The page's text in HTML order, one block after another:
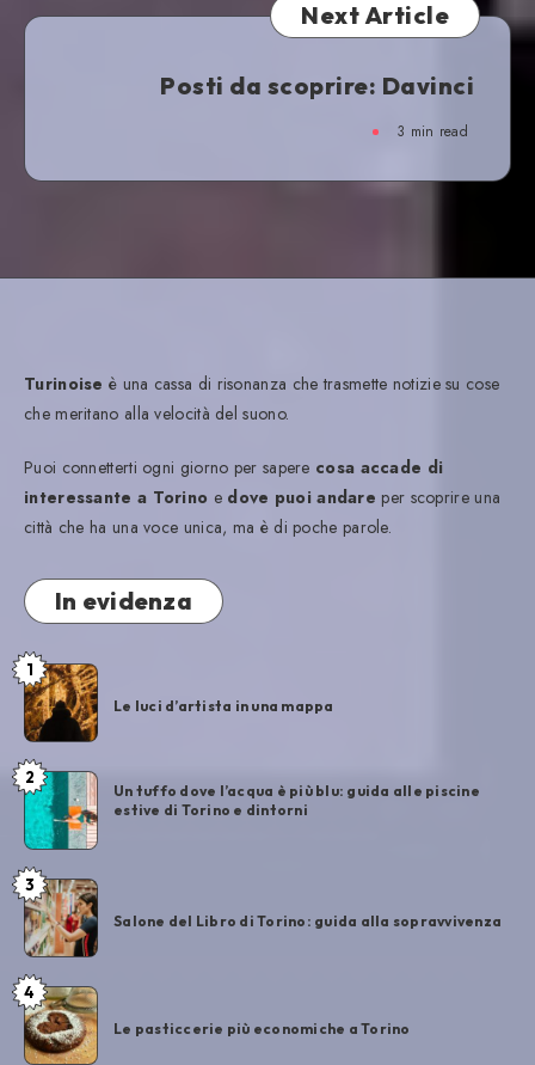
Next Article
Posti da scoprire: Davinci
3 min read
Turinoise è una cassa di risonanza che trasmette notizie su cose
che meritano alla velocità del suono.
Puoi connetterti ogni giorno per sapere cosa accade di
interessante a Torino e dove puoi andare per scoprire una
città che ha una voce unica, ma è di poche parole.
In evidenza
1
Le luci d’artista in una mappa
2
Un tuffo dove l’acqua è più blu: guida alle piscine
estive di Torino e dintorni
3
Salone del Libro di Torino: guida alla sopravvivenza
4
Le pasticcerie più economiche a Torino